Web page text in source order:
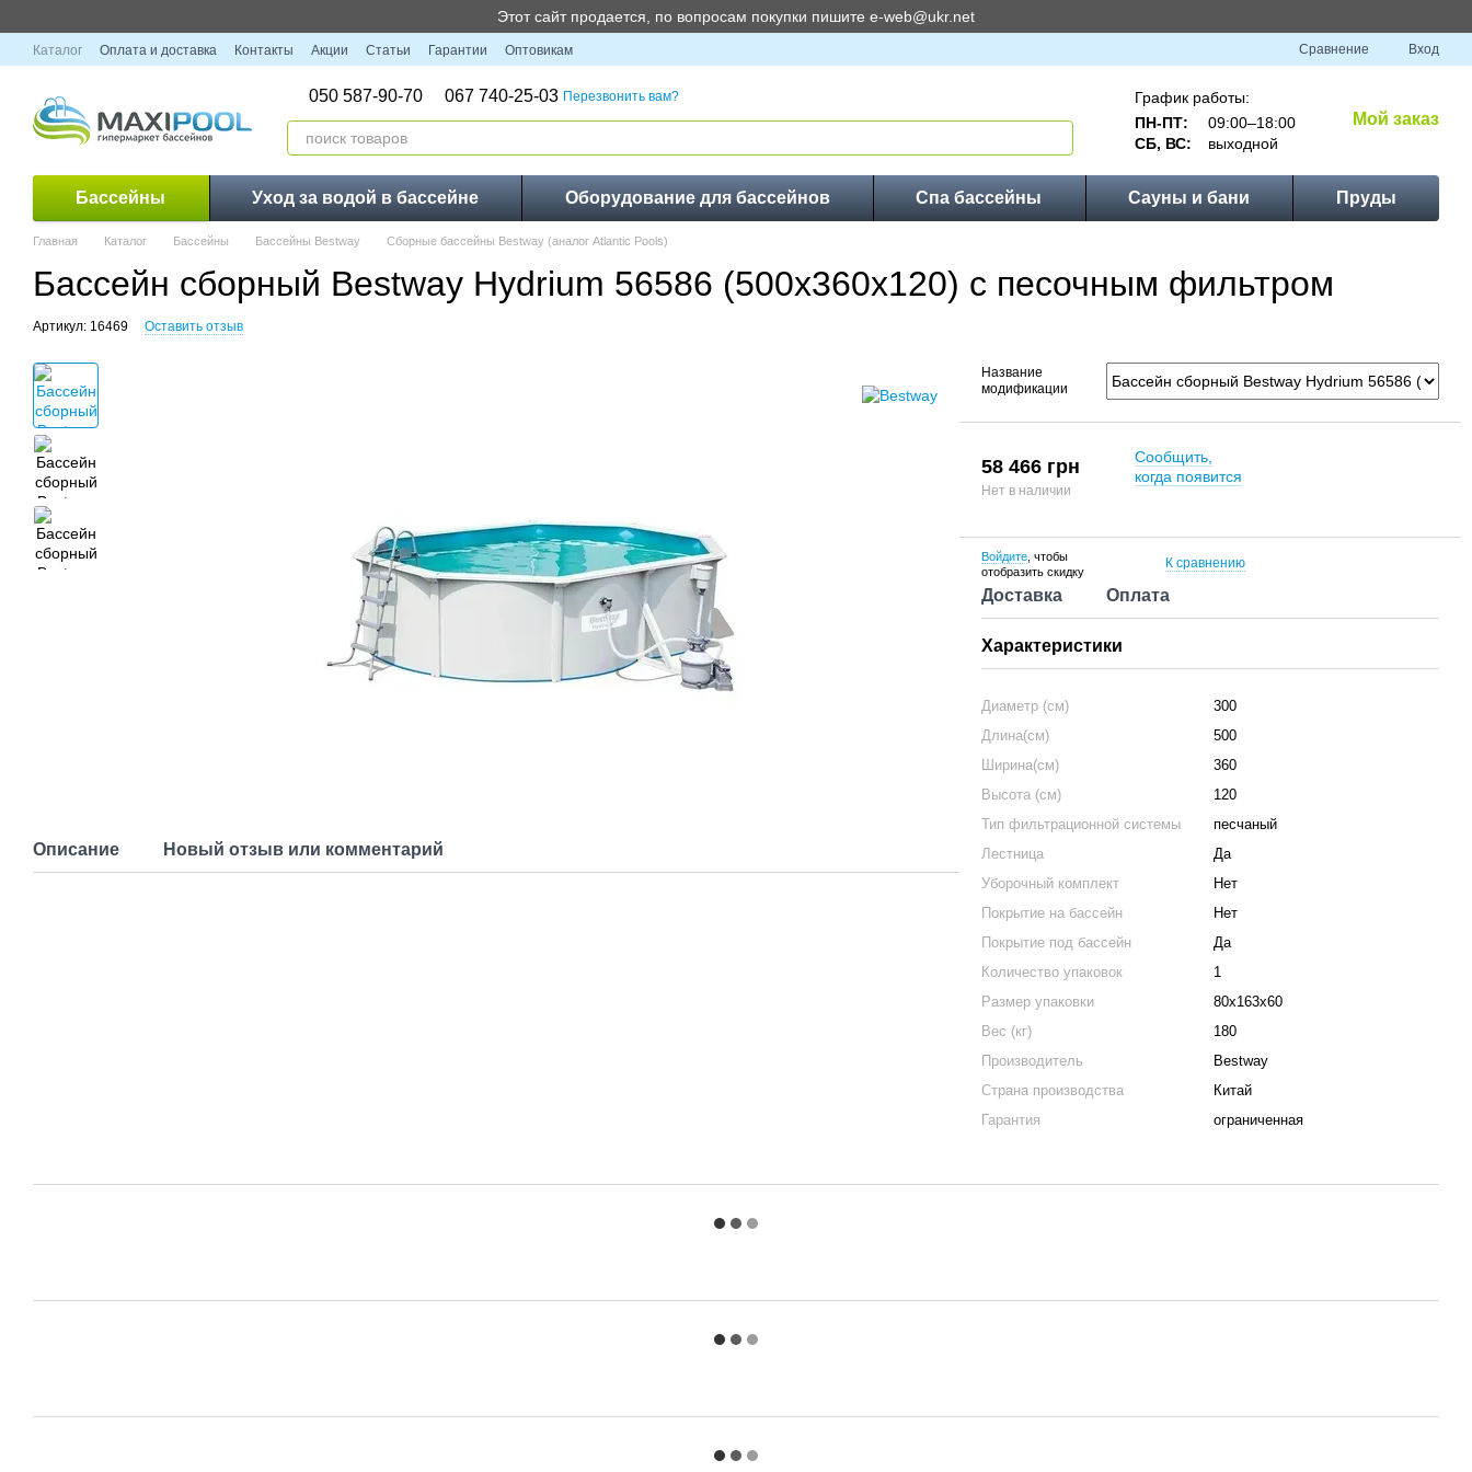
Этот сайт продается, по вопросам покупки пишите e-web@ukr.net
Каталог Оплата и доставка Контакты Акции Статьи Гарантии Оптовикам Сравнение Вход
050 587-90-70 067 740-25-03 Перезвонить вам?
График работы:
ПН-ПТ:
09:00–18:00
СБ, ВС:
выходной
Мой заказ
Бассейны Уход за водой в бассейне Оборудование для бассейнов Спа бассейны Сауны и бани Пруды
Главная Каталог Бассейны Бассейны Bestway Сборные бассейны Bestway (аналог Atlantic Pools)
Бассейн сборный Bestway Hydrium 56586 (500x360x120) с песочным фильтром
Артикул: 16469 Оставить отзыв
Описание Новый отзыв или комментарий
Название
модификации
58 466 грн
Нет в наличии
Сообщить,
когда появится
Войдите , чтобы
отобразить скидку
К сравнению
Доставка Оплата
Характеристики
Диаметр (см)
300
Длина(см)
500
Ширина(см)
360
Высота (см)
120
Тип фильтрационной системы
песчаный
Лестница
Да
Уборочный комплект
Нет
Покрытие на бассейн
Нет
Покрытие под бассейн
Да
Количество упаковок
1
Размер упаковки
80х163х60
Вес (кг)
180
Производитель
Bestway
Страна производства
Китай
Гарантия
ограниченная